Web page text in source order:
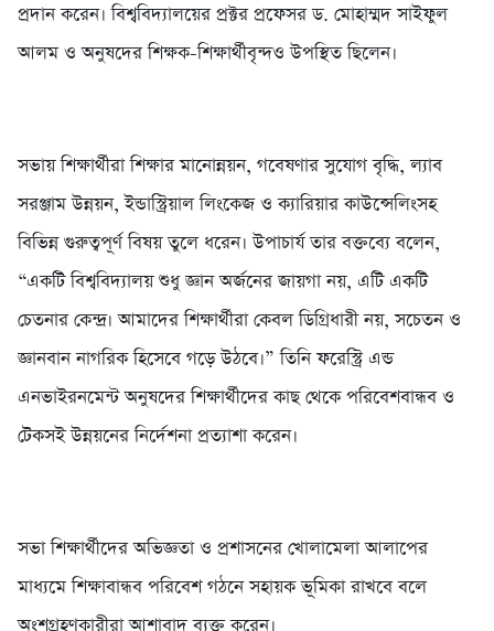
প্রদান করেন। বিশ্ববিদ্যালয়ের প্রক্টর প্রফেসর ড. মোহাম্মদ সাইফুল
আলম ও অনুষদের শিক্ষক-শিক্ষার্থীবৃন্দও উপস্থিত ছিলেন।
সভায় শিক্ষার্থীরা শিক্ষার মানোন্নয়ন, গবেষণার সুযোগ বৃদ্ধি, ল্যাব
সরঞ্জাম উন্নয়ন, ইন্ডাস্ট্রিয়াল লিংকেজ ও ক্যারিয়ার কাউন্সেলিংসহ
বিভিন্ন গুরুত্বপূর্ণ বিষয় তুলে ধরেন। উপাচার্য তার বক্তব্যে বলেন,
“একটি বিশ্ববিদ্যালয় শুধু জ্ঞান অর্জনের জায়গা নয়, এটি একটি
চেতনার কেন্দ্র। আমাদের শিক্ষার্থীরা কেবল ডিগ্রিধারী নয়, সচেতন ও
জ্ঞানবান নাগরিক হিসেবে গড়ে উঠবে।” তিনি ফরেস্ট্রি এন্ড
এনভাইরনমেন্ট অনুষদের শিক্ষার্থীদের কাছ থেকে পরিবেশবান্ধব ও
টেকসই উন্নয়নের নির্দেশনা প্রত্যাশা করেন।
সভা শিক্ষার্থীদের অভিজ্ঞতা ও প্রশাসনের খোলামেলা আলাপের
মাধ্যমে শিক্ষাবান্ধব পরিবেশ গঠনে সহায়ক ভূমিকা রাখবে বলে